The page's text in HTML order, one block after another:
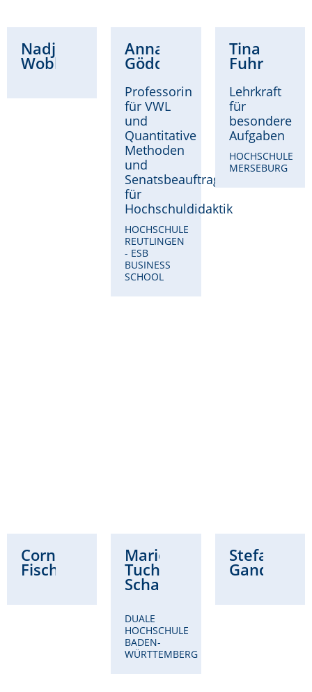
Nadja
Wobbe
Anna
Göddeke
Professorin
für VWL
und
Quantitative
Methoden
und
Senatsbeauftragte
für
Hochschuldidaktik
HOCHSCHULE
REUTLINGEN
- ESB
BUSINESS
SCHOOL
Tina
Fuhrmann
Lehrkraft
für
besondere
Aufgaben
HOCHSCHULE
MERSEBURG
Cornelia
Fischer
Marie
Tuchscherer-
Schad
DUALE
HOCHSCHULE
BADEN-
WÜRTTEMBERG
Stefanie
Gandt